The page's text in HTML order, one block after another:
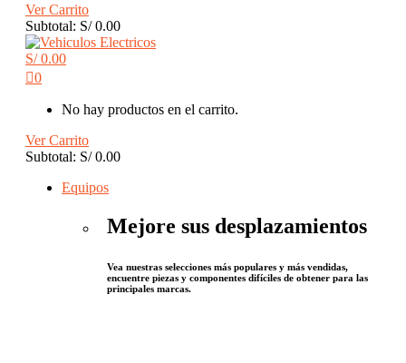
Ver Carrito
Subtotal: S/0.00
S/0.00
0
No hay productos en el carrito.
Ver Carrito
Subtotal: S/0.00
Equipos
Mejore sus desplazamientos
Vea nuestras selecciones más populares y más vendidas,
encuentre piezas y componentes difíciles de obtener para las
principales marcas.